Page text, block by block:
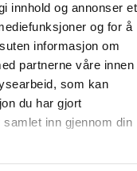
innhold og annonser et
og for å
informasjon om
partnerne våre innen
som kan
du har gjort
inn gjennom din
Green
Neptun Glomfjord Green Ammonia (NGGA) har inngått en samspillsavtale med NCC om utviklingen av et nytt prosessanlegg for produksjon av grønn ammoniakk i Glomfjord.